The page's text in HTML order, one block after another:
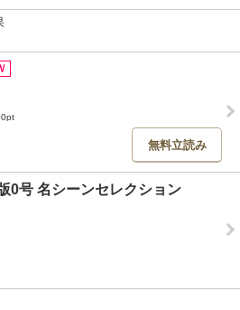
無料立読み
0号 名シーンセレクション